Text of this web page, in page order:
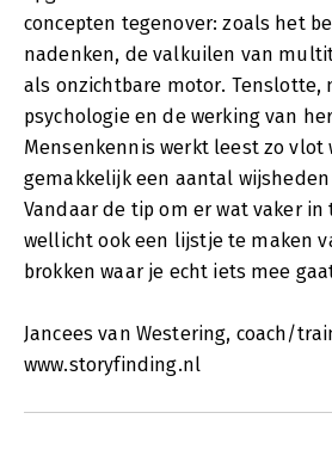
concepten tegenover: zoals het
nadenken, de valkuilen van
als onzichtbare motor. Tenslotte,
psychologie en de werking van
Mensenkennis werkt leest zo vlot
gemakkelijk een aantal
Vandaar de tip om er wat vaker in
wellicht ook een lijstje te maken
brokken waar je echt iets mee
Jancees van Westering, coach/
www.storyfinding.nl